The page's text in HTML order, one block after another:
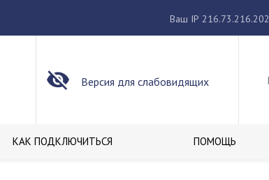
Ваш IP 216.73.216.202
Версия для слабовидящих
КАК ПОДКЛЮЧИТЬСЯ ПОМОЩЬ